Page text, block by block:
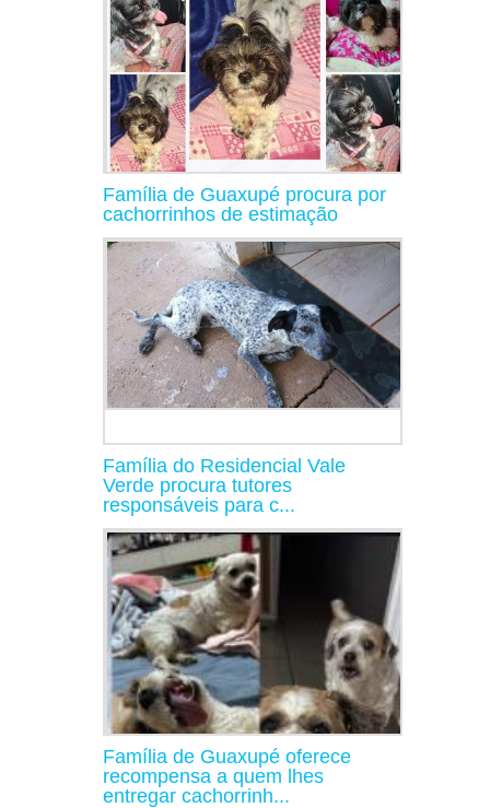
Família de Guaxupé procura por
cachorrinhos de estimação
Família do Residencial Vale
Verde procura tutores
responsáveis para c...
Família de Guaxupé oferece
recompensa a quem lhes
entregar cachorrinh...